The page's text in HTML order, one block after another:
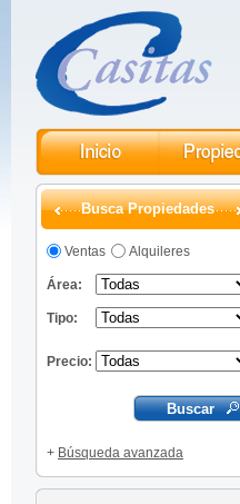
Busca Propiedades
Ventas Alquileres
Área:
Tipo:
Precio:
+ Búsqueda avanzada